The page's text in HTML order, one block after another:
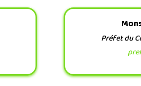
Préfet du